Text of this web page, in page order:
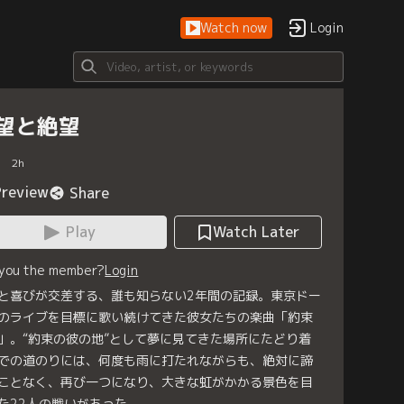
Watch now Login
と絶望
2h
Share
Play
Watch Later
the member?Login
喜びが交差する、誰も知らない2年間の記録。東京ドー
ライブを目標に歌い続けてきた彼女たちの楽曲「約束
。“約束の彼の地”として夢に見てきた場所にたどり着
の道のりには、何度も雨に打たれながらも、絶対に諦
となく、再び一つになり、大きな虹がかかる景色を目